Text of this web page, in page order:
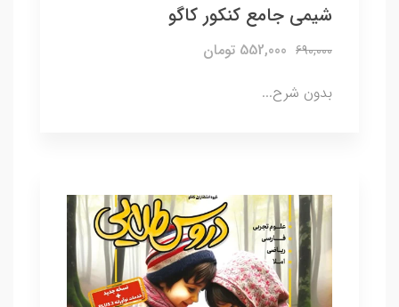
شیمی جامع کنکور کاگو
690,000 552,000 تومان
بدون شرح...